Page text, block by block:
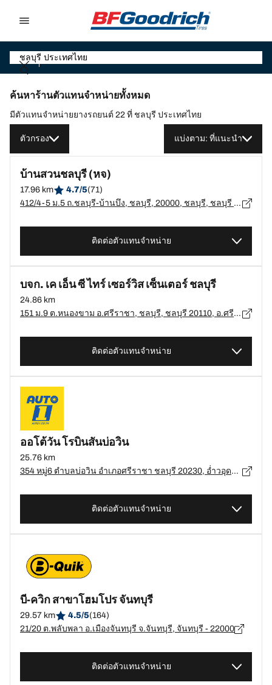
ค้นหาร้านตัวแทนจำหน่ายทั้งหมด
มีตัวแทนจำหน่ายยางรถยนต์ 22 ที่ ชลบุรี ประเทศไทย
ตัวกรอง แบ่งตาม: ที่แนะนำ
บ้านสวนชลบุรี (หจ)
17.96 km 4.7/5(71)
412/4-5 ม.5 ถ.ชลบุรี-บ้านบึง, ชลบุรี, 20000, ชลบุรี, ชลบุรี - 20000
ติดต่อตัวแทนจำหน่าย
บจก. เค เอ็น ซี ไทร์ เซอร์วิส เซ็นเตอร์ ชลบุรี
24.86 km
151 ม.9 ต.หนองขาม อ.ศรีราชา, ชลบุรี, ชลบุรี 20110, อ.ศรีราชา, ชลบุรี - 20110
ติดต่อตัวแทนจำหน่าย
ออโต้วัน โรบินสันบ่อวิน
25.76 km
354 หมู่6 ตำบลบ่อวิน อำเภอศรีราชา ชลบุรี 20230, อ่ำวอุดม - 20230
ติดต่อตัวแทนจำหน่าย
บี-ควิก สาขาโฮมโปร จันทบุรี
29.57 km 4.5/5(164)
21/20 ต.พลับพลา อ.เมืองจันทบุรี จ.จันทบุรี, จันทบุรี - 22000
ติดต่อตัวแทนจำหน่าย